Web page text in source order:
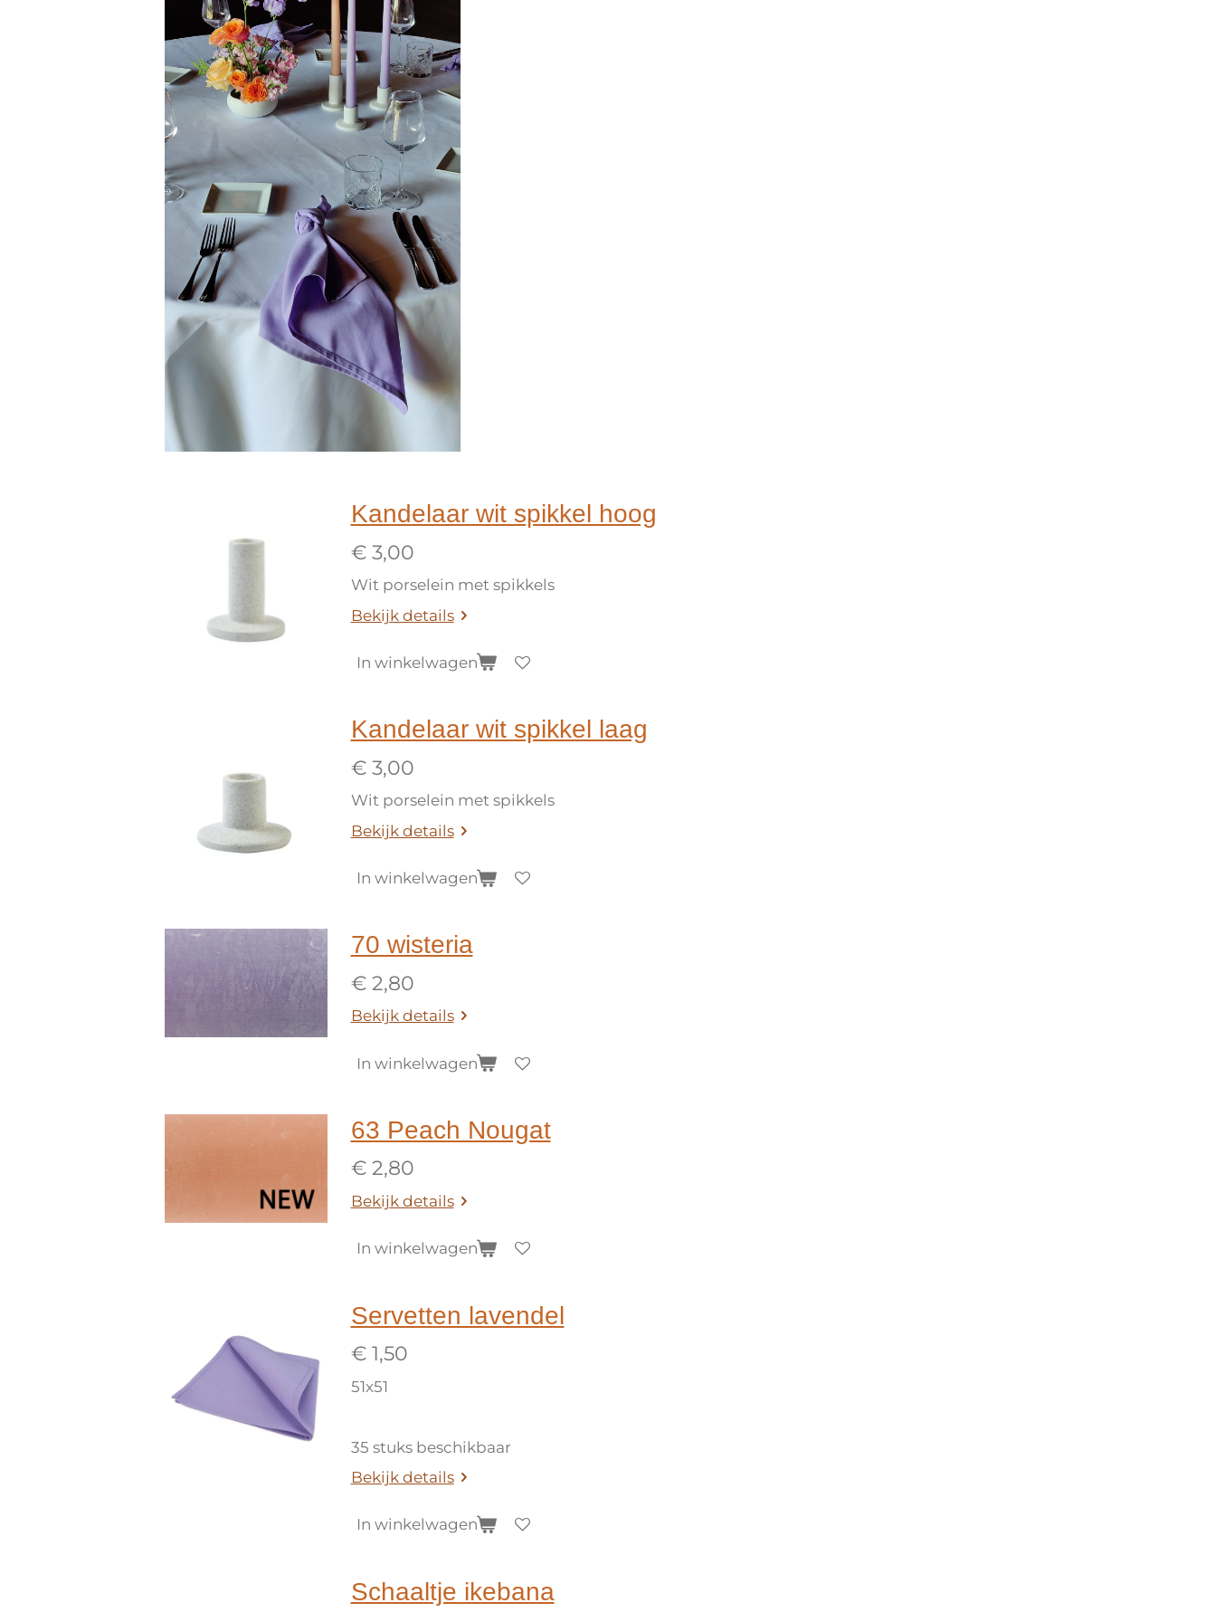
Kandelaar wit spikkel hoog
€ 3,00
Wit porselein met spikkels
Bekijk details
In winkelwagen
Kandelaar wit spikkel laag
€ 3,00
Wit porselein met spikkels
Bekijk details
In winkelwagen
70 wisteria
€ 2,80
Bekijk details
In winkelwagen
63 Peach Nougat
€ 2,80
Bekijk details
In winkelwagen
Servetten lavendel
€ 1,50
51x51
35 stuks beschikbaar
Bekijk details
In winkelwagen
Schaaltje ikebana